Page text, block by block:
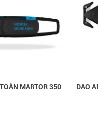
thông tin
thứ 16
quần áo bảo
tin quốc gia
Hướng dẫn
mũ bảo hộ
Hướng dẫn
MARTOR 350
DAO